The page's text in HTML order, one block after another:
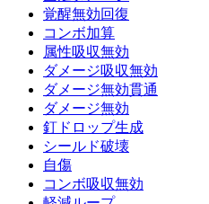
覚醒無効回復
コンボ加算
属性吸収無効
ダメージ吸収無効
ダメージ無効貫通
ダメージ無効
釘ドロップ生成
シールド破壊
自傷
コンボ吸収無効